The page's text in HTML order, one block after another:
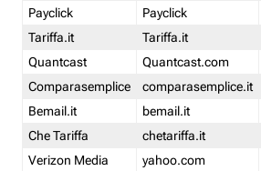
Payclick
Payclick
Tariffa.it
Tariffa.it
Quantcast
Quantcast.com
Comparasemplice
comparasemplice.it
Bemail.it
bemail.it
Che Tariffa
chetariffa.it
Verizon Media
yahoo.com